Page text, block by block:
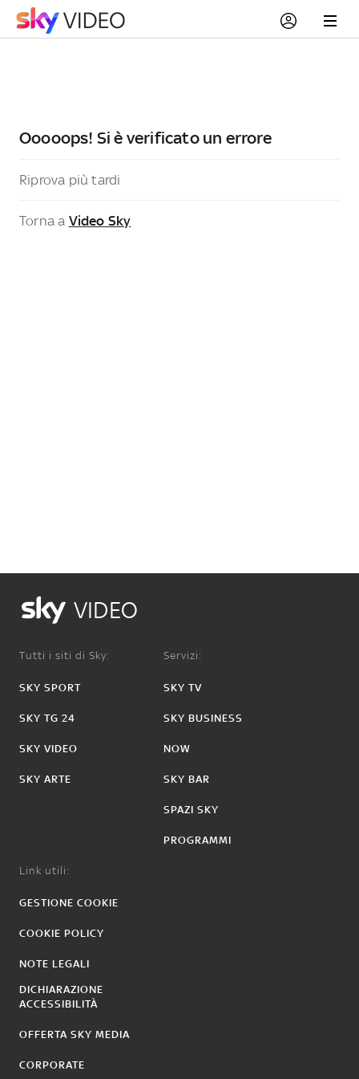
Ooooops! Si è verificato un errore
Riprova più tardi
Torna a Video Sky
VIDEO
Tutti i siti di Sky:
SKY SPORT
SKY TG 24
SKY VIDEO
SKY ARTE
Servizi:
SKY TV
SKY BUSINESS
NOW
SKY BAR
SPAZI SKY
PROGRAMMI
Link utili:
GESTIONE COOKIE
COOKIE POLICY
NOTE LEGALI
DICHIARAZIONE
ACCESSIBILITÀ
OFFERTA SKY MEDIA
CORPORATE